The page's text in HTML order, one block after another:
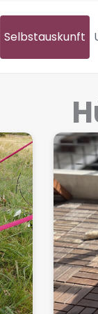
Selbstauskunft